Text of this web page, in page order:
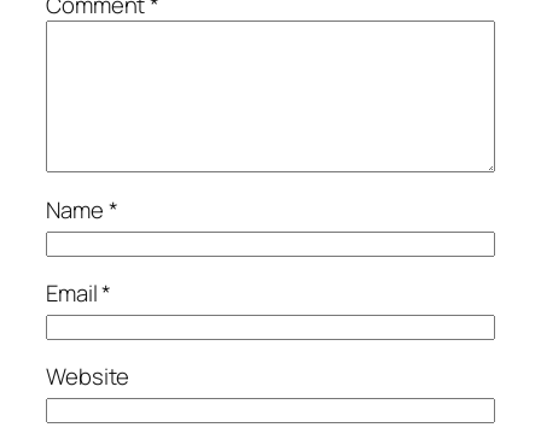
Name*
Email*
Website